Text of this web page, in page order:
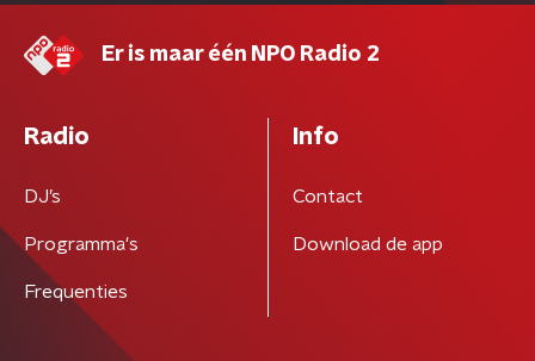
Er is maar één NPO Radio 2
Radio
DJ’s
Programma's
Frequenties
Info
Contact
Download de app